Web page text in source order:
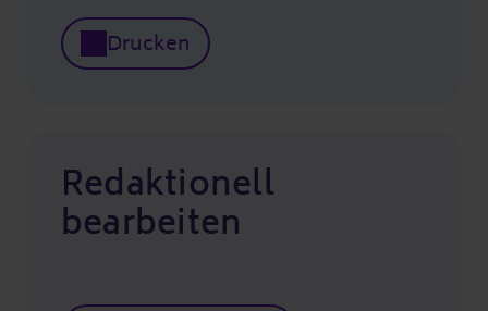
Drucken
Redaktionell
bearbeiten